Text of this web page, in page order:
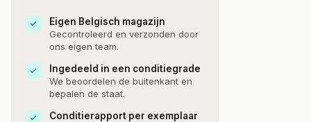
Eigen Belgisch magazijn
Gecontroleerd en verzonden door
ons eigen team.
Ingedeeld in een conditiegrade
We beoordelen de buitenkant en
bepalen de staat.
Conditierapport per exemplaar